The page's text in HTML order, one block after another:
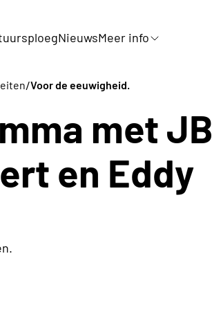
NieuwsMeer info
/Voor de eeuwigheid.
met JB
en Eddy